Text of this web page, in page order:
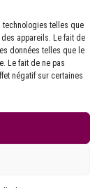
technologies telles que
appareils. Le fait de
données telles que le
Le fait de ne pas
négatif sur certaines